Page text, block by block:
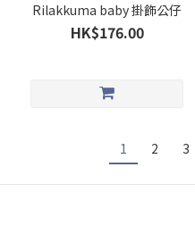
Rilakkuma baby 掛飾公仔
HK$176.00
1 2 3